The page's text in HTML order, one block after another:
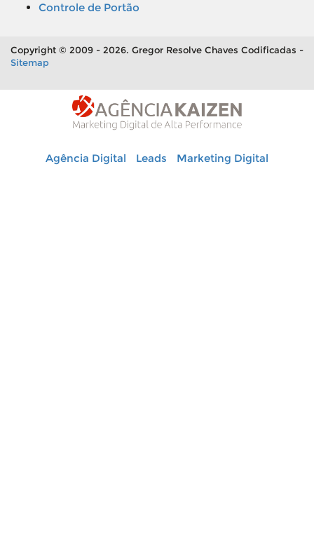
Controle de Portão
Copyright © 2009 - 2026. Gregor Resolve Chaves Codificadas -
Sitemap
Agência Digital Leads Marketing Digital